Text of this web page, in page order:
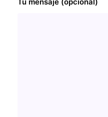
Tu mensaje (opcional)